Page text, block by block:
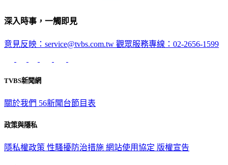
深入時事，一觸即見
意見反映：service@tvbs.com.tw 觀眾服務專線：02-2656-1599
TVBS新聞網
關於我們 56新聞台節目表
政策與隱私
隱私權政策 性騷擾防治措施 網站使用協定 版權宣告